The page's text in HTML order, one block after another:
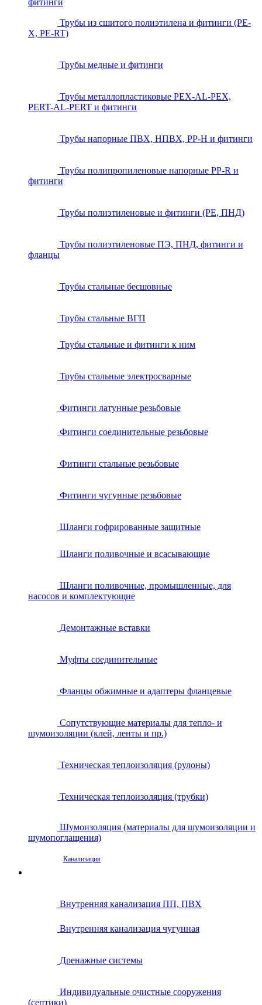
фитинги
Трубы из сшитого полиэтилена и фитинги (PE-
X, PE-RT)
Трубы медные и фитинги
Трубы металлопластиковые PEX-AL-PEX,
PERT-AL-PERT и фитинги
Трубы напорные ПВХ, НПВХ, PP-H и фитинги
Трубы полипропиленовые напорные PP-R и
фитинги
Трубы полиэтиленовые и фитинги (PE, ПНД)
Трубы полиэтиленовые ПЭ, ПНД, фитинги и
фланцы
Трубы стальные бесшовные
Трубы стальные ВГП
Трубы стальные и фитинги к ним
Трубы стальные электросварные
Фитинги латунные резьбовые
Фитинги соединительные резьбовые
Фитинги стальные резьбовые
Фитинги чугунные резьбовые
Шланги гофрированные защитные
Шланги поливочные и всасывающие
Шланги поливочные, промышленные, для
насосов и комплектующие
Демонтажные вставки
Муфты соединительные
Фланцы обжимные и адаптеры фланцевые
Сопутствующие материалы для тепло- и
шумоизоляции (клей, ленты и пр.)
Техническая теплоизоляция (рулоны)
Техническая теплоизоляция (трубки)
Шумоизоляция (материалы для шумоизоляции и
шумопоглащения)
Канализация
Внутренняя канализация ПП, ПВХ
Внутренняя канализация чугунная
Дренажные системы
Индивидуальные очистные сооружения
(септики)